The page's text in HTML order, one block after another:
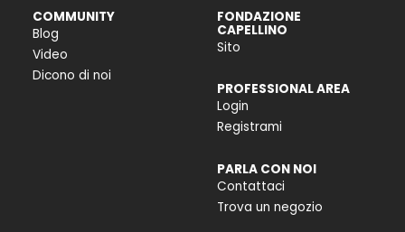
COMMUNITY
Blog
Video
Dicono di noi
FONDAZIONE
CAPELLINO
Sito
PROFESSIONAL AREA
Login
Registrami
PARLA CON NOI
Contattaci
Trova un negozio